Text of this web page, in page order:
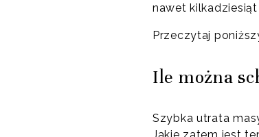
nawet
Przeczytaj
Ile można
Szybka utrata
Jakie zatem jest